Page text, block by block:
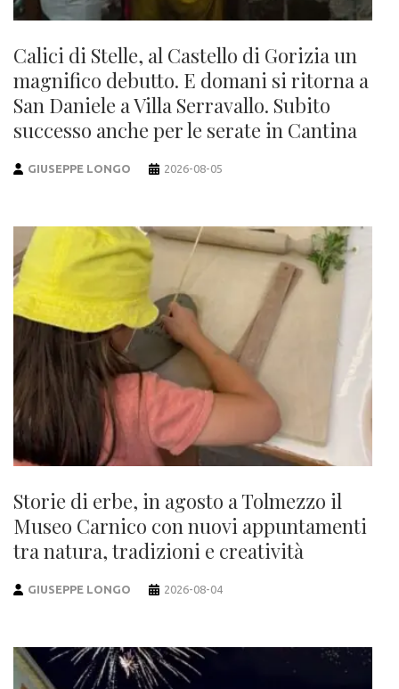
Calici di Stelle, al Castello di Gorizia un
magnifico debutto. E domani si ritorna a
San Daniele a Villa Serravallo. Subito
successo anche per le serate in Cantina
GIUSEPPE LONGO 2026-08-05
Storie di erbe, in agosto a Tolmezzo il
Museo Carnico con nuovi appuntamenti
tra natura, tradizioni e creatività
GIUSEPPE LONGO 2026-08-04